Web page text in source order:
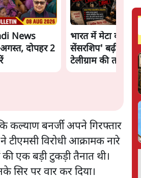
News
दोपहर 2
भारत में मेटा की
सेंसरशिप' बढ़ी,
टेलीग्राम की तरफ मुड़े
कल्याण बनर्जी अपने गिरफ्तार
विरोधी आक्रामक नारे
एक बड़ी टुकड़ी तैनात थी।
पर वार कर दिया।